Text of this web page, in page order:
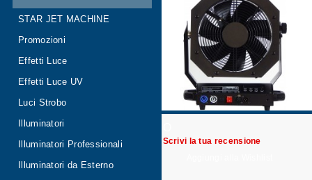
STAR JET MACHINE
Promozioni
Effetti Luce
Effetti Luce UV
Luci Strobo
Illuminatori
Illuminatori Professionali
Illuminatori da Esterno
Scrivi la tua recensione